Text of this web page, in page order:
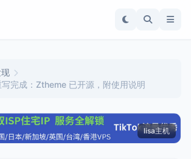
完成：Ztheme 已开源，附使用说明
lisa主机